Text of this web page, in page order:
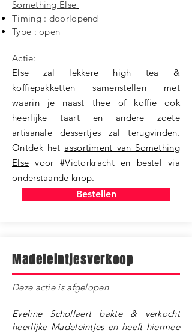
Something Else
Timing : doorlopend
Type : open
Actie:
Else zal lekkere high tea &
koffiepakketten samenstellen met
waarin je naast thee of koffie ook
heerlijke taart en andere zoete
artisanale dessertjes zal terugvinden.
Ontdek het assortiment van Something
Else voor #Victorkracht en bestel via
onderstaande knop.
Bestellen
Madeleintjesverkoop
Deze actie is afgelopen ​
Eveline Schollaert bakte & verkocht
heerlijke Madeleintjes en heeft hiermee